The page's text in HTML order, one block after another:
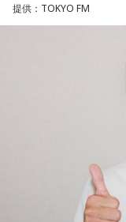
ューから間もなく所
けばいいの？」と
がら挑戦を続けて
い続けた経験が、
「どんな環境でも
いうメッセージに
立ち上がれるとい
さらに、趣味につ
提供：TOKYO FM